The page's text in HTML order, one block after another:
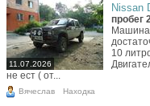
11.07.2026
Nissan
пробег
Машина
10
не ест ( от...
Вячеслав Находка